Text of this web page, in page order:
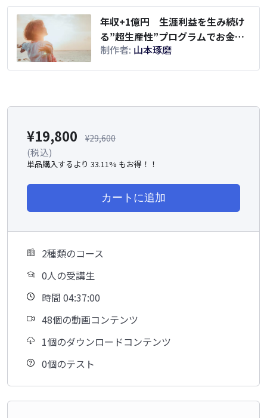
年収+1億円 生涯利益を生み続け
る”超生産性”プログラムでお金、
時間、自由を手に入れる【自由な
起業家アカデミー】
制作者: 山本琢磨
¥19,800 ¥29,600
(税込)
単品購入するより 33.11% もお得！！
カートに追加
2種類のコース
0人の受講生
時間 04:37:00
48個の動画コンテンツ
1個のダウンロードコンテンツ
0個のテスト